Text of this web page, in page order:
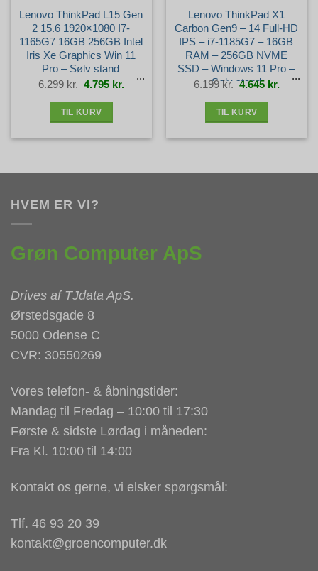
Lenovo ThinkPad L15 Gen
2 15.6 1920×1080 I7-
1165G7 16GB 256GB Intel
Iris Xe Graphics Win 11
Pro – Sølv stand
6.299kr. Den
oprindelige
pris
4.795 kr. Den
aktuelle
pris
TIL KURV
Lenovo ThinkPad X1
Carbon Gen9 – 14 Full-HD
IPS – i7-1185G7 – 16GB
RAM – 256GB NVME
SSD – Windows 11 Pro –
Sølv stand
6.199kr. Den
oprindelige
pris
4.645 kr. Den
aktuelle
pris
TIL KURV
HVEM ER VI?
Grøn Computer ApS
Drives af TJdata ApS.
Ørstedsgade 8
5000 Odense C
CVR: 30550269
Vores telefon- & åbningstider:
Mandag til Fredag – 10:00 til 17:30
Første & sidste Lørdag i måneden:
Fra Kl. 10:00 til 14:00
Kontakt os gerne, vi elsker spørgsmål:
Tlf. 46 93 20 39
kontakt@groencomputer.dk